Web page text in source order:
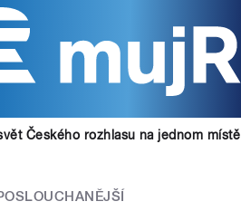
Českého rozhlasu na jednom místě